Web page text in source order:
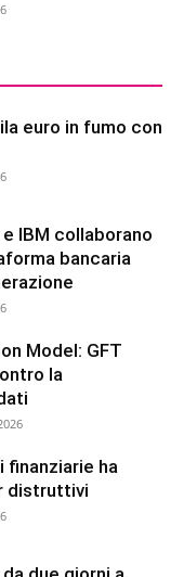
euro in fumo con
IBM collaborano
bancaria
Model: GFT
la
finanziarie ha
distruttivi